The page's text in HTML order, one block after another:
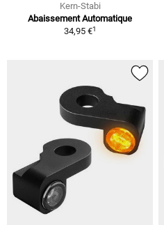
Kern-Stabi
Abaissement Automatique
34,95 €1